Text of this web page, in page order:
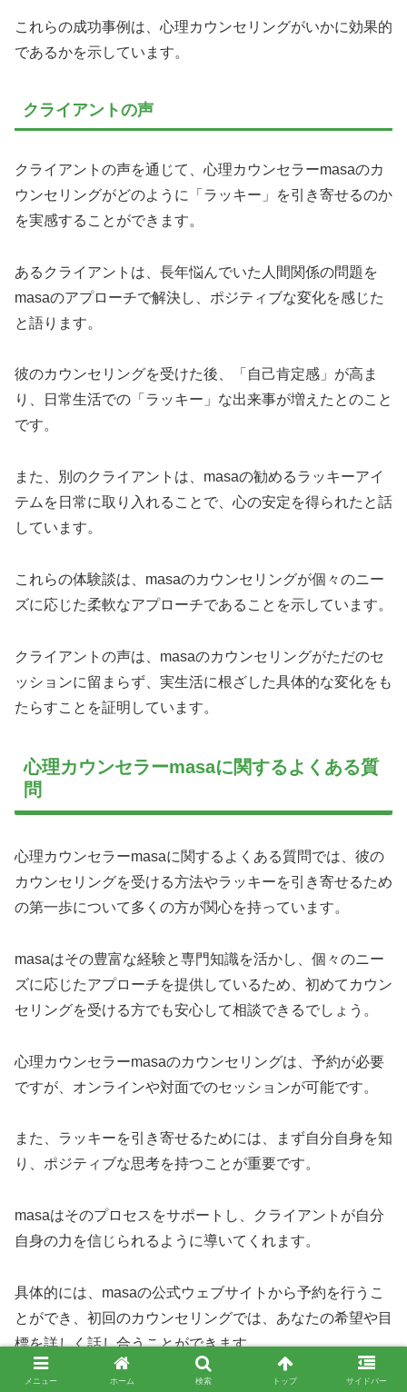
これらの成功事例は、心理カウンセリングがいかに効果的
であるかを示しています。
クライアントの声
クライアントの声を通じて、心理カウンセラーmasaのカ
ウンセリングがどのように「ラッキー」を引き寄せるのか
を実感することができます。
あるクライアントは、長年悩んでいた人間関係の問題を
masaのアプローチで解決し、ポジティブな変化を感じた
と語ります。
彼のカウンセリングを受けた後、「自己肯定感」が高ま
り、日常生活での「ラッキー」な出来事が増えたとのこと
です。
また、別のクライアントは、masaの勧めるラッキーアイ
テムを日常に取り入れることで、心の安定を得られたと話
しています。
これらの体験談は、masaのカウンセリングが個々のニー
ズに応じた柔軟なアプローチであることを示しています。
クライアントの声は、masaのカウンセリングがただのセ
ッションに留まらず、実生活に根ざした具体的な変化をも
たらすことを証明しています。
心理カウンセラーmasaに関するよくある質
問
心理カウンセラーmasaに関するよくある質問では、彼の
カウンセリングを受ける方法やラッキーを引き寄せるため
の第一歩について多くの方が関心を持っています。
masaはその豊富な経験と専門知識を活かし、個々のニー
ズに応じたアプローチを提供しているため、初めてカウン
セリングを受ける方でも安心して相談できるでしょう。
心理カウンセラーmasaのカウンセリングは、予約が必要
ですが、オンラインや対面でのセッションが可能です。
また、ラッキーを引き寄せるためには、まず自分自身を知
り、ポジティブな思考を持つことが重要です。
masaはそのプロセスをサポートし、クライアントが自分
自身の力を信じられるように導いてくれます。
具体的には、masaの公式ウェブサイトから予約を行うこ
とができ、初回のカウンセリングでは、あなたの希望や目
標を詳しく話し合うことができます。
メニュー ホーム 検索 トップ サイドバー